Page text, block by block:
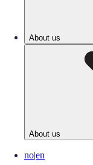
About us
About us
no|en